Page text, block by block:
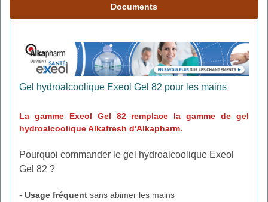
Documents
Gel hydroalcoolique Exeol Gel 82 pour les mains
La gamme Exeol Gel 82 remplace la gamme de gel
hydroalcoolique Alkafresh d'Alkapharm.
Pourquoi commander le gel hydroalcoolique Exeol
Gel 82 ?
- Usage fréquent sans abimer les mains